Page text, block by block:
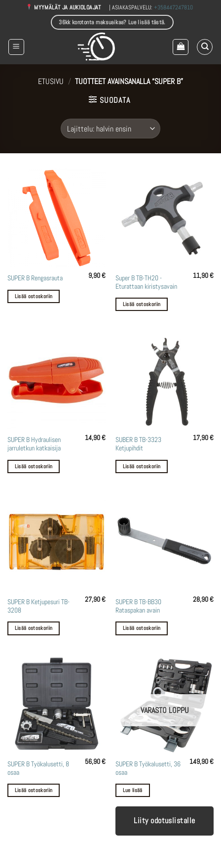
MYYMÄLÄT JA AUKIOLOAJAT | ASIAKASPALVELU:+358447247810
36kk korotonta maksuaikaa? Lue lisää tästä.
ETUSIVU / TUOTTEET AVAINSANALLA “SUPER B”
SUODATA
SUPER B Rengasrauta 9,90€
Lisää ostoskoriin
Super B TB-TH20 -
Eturattaan kiristysavain
11,90€
Lisää ostoskoriin
SUPER B Hydraulisen
jarruletkun katkaisija
14,90€
Lisää ostoskoriin
SUBER B TB-3323
Ketjupihdit
17,90€
Lisää ostoskoriin
SUPER B Ketjupesuri TB-
3208
27,90€
Lisää ostoskoriin
SUPER B TB-BB30
Rataspakan avain
28,90€
Lisää ostoskoriin
SUPER B Työkalusetti, 8
osaa
56,90€
Lisää ostoskoriin
VARASTO LOPPU
SUPER B Työkalusetti, 36
osaa
149,90€
Lue lisää
Liity odotuslistalle